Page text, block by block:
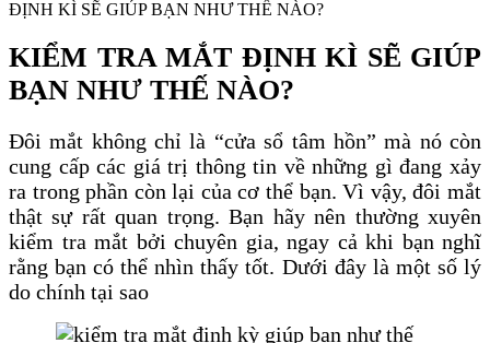
ĐỊNH KÌ SẼ GIÚP BẠN NHƯ THẾ NÀO?
KIỂM TRA MẮT ĐỊNH KÌ SẼ GIÚP
BẠN NHƯ THẾ NÀO?
Đôi mắt không chỉ là “cửa sổ tâm hồn” mà nó còn
cung cấp các giá trị thông tin về những gì đang xảy
ra trong phần còn lại của cơ thể bạn. Vì vậy, đôi mắt
thật sự rất quan trọng. Bạn hãy nên thường xuyên
kiểm tra mắt bởi chuyên gia, ngay cả khi bạn nghĩ
rằng bạn có thể nhìn thấy tốt. Dưới đây là một số lý
do chính tại sao